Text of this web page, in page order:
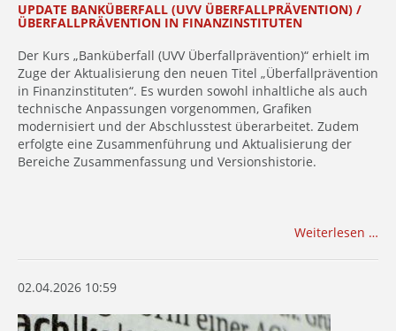
UPDATE BANKÜBERFALL (UVV ÜBERFALLPRÄVENTION) /
ÜBERFALLPRÄVENTION IN FINANZINSTITUTEN
Der Kurs „Banküberfall (UVV Überfallprävention)“ erhielt im
Zuge der Aktualisierung den neuen Titel „Überfallprävention
in Finanzinstituten“. Es wurden sowohl inhaltliche als auch
technische Anpassungen vorgenommen, Grafiken
modernisiert und der Abschlusstest überarbeitet. Zudem
erfolgte eine Zusammenführung und Aktualisierung der
Bereiche Zusammenfassung und Versionshistorie.
Weiterlesen …
02.04.2026 10:59